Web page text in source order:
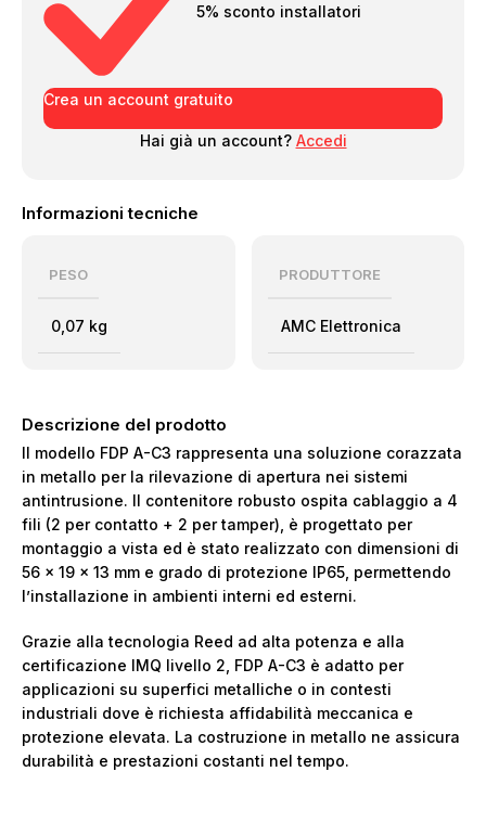
5% sconto installatori
Crea un account gratuito
Hai già un account? Accedi
Informazioni tecniche
PESO
0,07 kg
PRODUTTORE
AMC Elettronica
Descrizione del prodotto
Il modello FDP A-C3 rappresenta una soluzione corazzata
in metallo per la rilevazione di apertura nei sistemi
antintrusione. Il contenitore robusto ospita cablaggio a 4
fili (2 per contatto + 2 per tamper), è progettato per
montaggio a vista ed è stato realizzato con dimensioni di
56 × 19 × 13 mm e grado di protezione IP65, permettendo
l’installazione in ambienti interni ed esterni.
Grazie alla tecnologia Reed ad alta potenza e alla
certificazione IMQ livello 2, FDP A-C3 è adatto per
applicazioni su superfici metalliche o in contesti
industriali dove è richiesta affidabilità meccanica e
protezione elevata. La costruzione in metallo ne assicura
durabilità e prestazioni costanti nel tempo.